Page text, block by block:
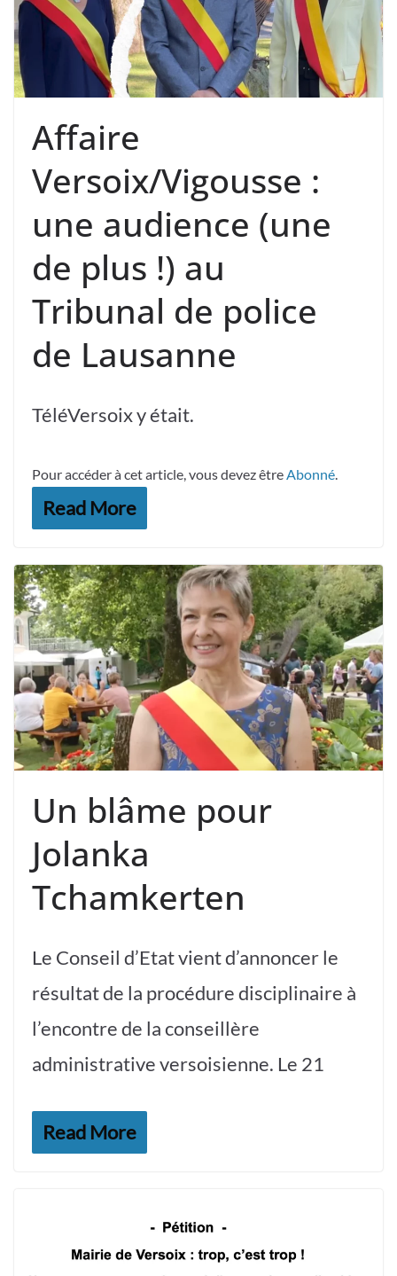
Affaire
Versoix/Vigousse :
une audience (une
de plus !) au
Tribunal de police
de Lausanne
TéléVersoix y était.
Pour accéder à cet article, vous devez êtreAbonné.
Read More
Un blâme pour
Jolanka
Tchamkerten
Le Conseil d’Etat vient d’annoncer le
résultat de la procédure disciplinaire à
l’encontre de la conseillère
administrative versoisienne. Le 21
Read More